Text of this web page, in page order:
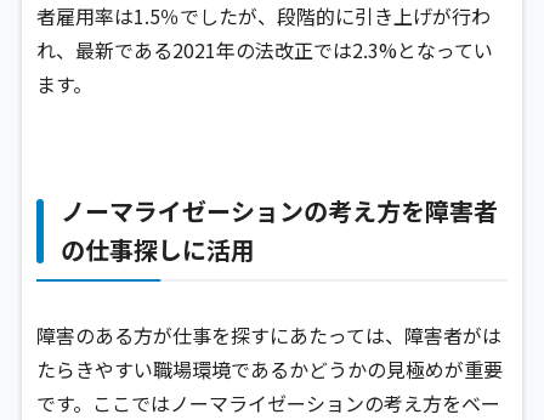
者雇用率は1.5％でしたが、段階的に引き上げが行わ
れ、最新である2021年の法改正では2.3%となってい
ます。
ノーマライゼーションの考え方を障害者
の仕事探しに活用
障害のある方が仕事を探すにあたっては、障害者がは
たらきやすい職場環境であるかどうかの見極めが重要
です。ここではノーマライゼーションの考え方をベー